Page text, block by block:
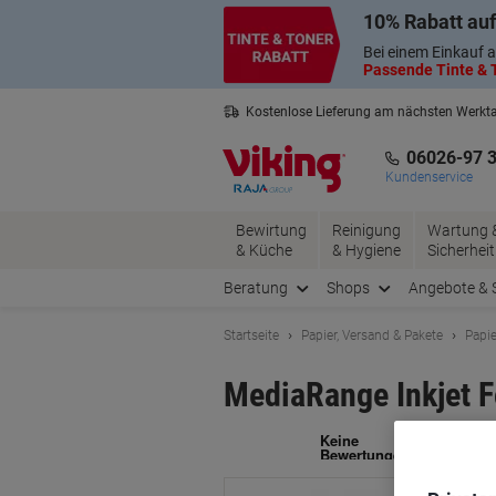
10% Rabatt
Bei einem Einkauf
Passende Tinte &
Kostenlose Lieferung am nächsten
06026-97
Kundenservice
Bewirtung
& Küche
Reinigung
& Hygiene
Wartung
Sicherheit
Beratung Shops Angebote &
Startseite Papier, Versand & Pakete
MediaRange Inkjet